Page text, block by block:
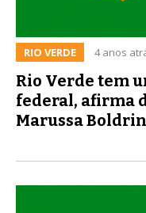
RIO VERDE 4 anos
Rio Verde tem
federal, afirma
Marussa Boldrin